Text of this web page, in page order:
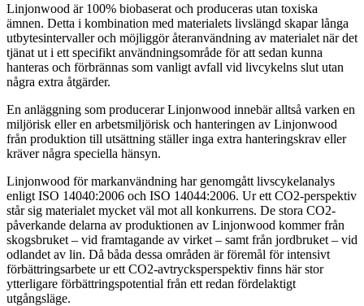
Linjonwood är 100% biobaserat och produceras utan toxiska
ämnen. Detta i kombination med materialets livslängd skapar långa
utbytesintervaller och möjliggör återanvändning av materialet när det
tjänat ut i ett specifikt användningsområde för att sedan kunna
hanteras och förbrännas som vanligt avfall vid livcykelns slut utan
några extra åtgärder.
En anläggning som producerar Linjonwood innebär alltså varken en
miljörisk eller en arbetsmiljörisk och hanteringen av Linjonwood
från produktion till utsättning ställer inga extra hanteringskrav eller
kräver några speciella hänsyn.
Linjonwood för markanvändning har genomgått livscykelanalys
enligt ISO 14040:2006 och ISO 14044:2006. Ur ett CO2-perspektiv
står sig materialet mycket väl mot all konkurrens. De stora CO2-
påverkande delarna av produktionen av Linjonwood kommer från
skogsbruket – vid framtagande av virket – samt från jordbruket – vid
odlandet av lin. Då båda dessa områden är föremål för intensivt
förbättringsarbete ur ett CO2-avtrycksperspektiv finns här stor
ytterligare förbättringspotential från ett redan fördelaktigt
utgångsläge.